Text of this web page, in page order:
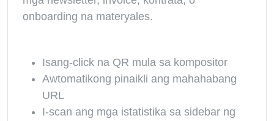
onboarding na materyales.
Isang-click na QR mula sa kompositor
Awtomatikong pinaikli ang mahahabang
URL
I-scan ang mga istatistika sa sidebar ng